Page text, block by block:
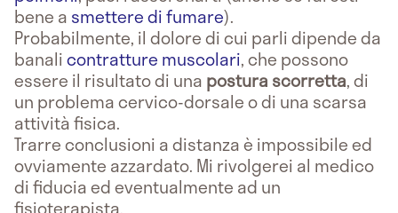
bene a smettere di fumare).
Probabilmente, il dolore di cui parli dipende da
banalicontratture muscolari, che possono
essere il risultato di una postura scorretta, di
un problema cervico-dorsale o di una scarsa
attività fisica.
Trarre conclusioni a distanza è impossibile ed
ovviamente azzardato. Mi rivolgerei al medico
di fiducia ed eventualmente ad un
fisioterapista.